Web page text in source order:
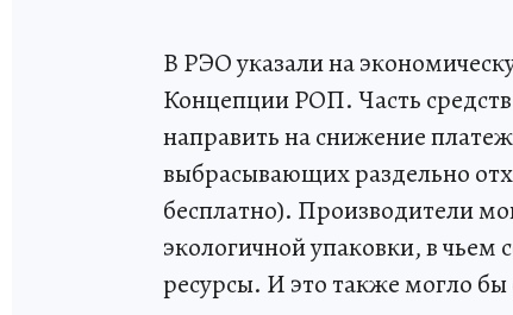
В РЭО указали на
Концепции РОП. Часть
направить на снижение
выбрасывающих раздельно
бесплатно). Производители
экологичной упаковки, в чьем
ресурсы. И это также могло бы